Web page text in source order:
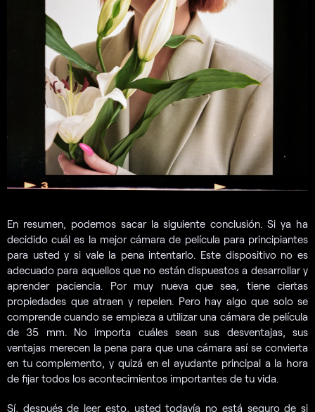
En resumen, podemos sacar la siguiente conclusión. Si ya ha
decidido cuál es la mejor cámara de película para principiantes
para usted y si vale la pena intentarlo. Este dispositivo no es
adecuado para aquellos que no están dispuestos a desarrollar y
aprender paciencia. Por muy nueva que sea, tiene ciertas
propiedades que atraen y repelen. Pero hay algo que solo se
comprende cuando se empieza a utilizar una cámara de película
de 35 mm. No importa cuáles sean sus desventajas, sus
ventajas merecen la pena para que una cámara así se convierta
en tu complemento, y quizá en el ayudante principal a la hora
de fijar todos los acontecimientos importantes de tu vida.
Sí, después de leer esto, usted todavía no está seguro de si